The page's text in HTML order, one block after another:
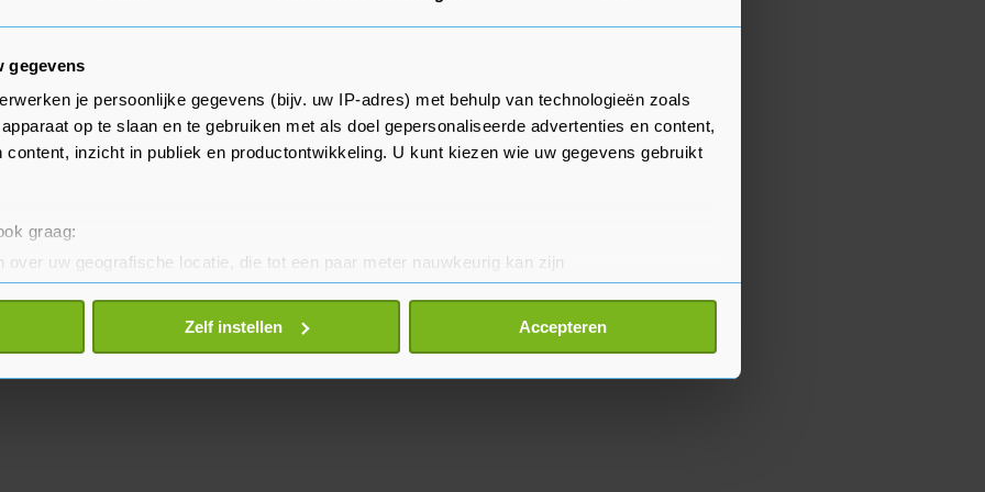
gegevens
je persoonlijke gegevens (bijv. uw IP-adres) met behulp van technologieën zoals
op te slaan en te gebruiken met als doel gepersonaliseerde advertenties en content,
content, inzicht in publiek en productontwikkeling. U kunt kiezen wie uw gegevens gebruikt
graag:
over uw geografische locatie, die tot een paar meter nauwkeurig kan zijn
door het actief te scannen op specifieke eigenschappen (fingerprinting)
gegevens worden verwerkt en stel uw voorkeuren in het
detailgedeelte
Zelf instellen Accepteren
moeten dulden. In de eerste
23-jarige Verstappen op
van Stiermarken.
Prijs van Oostenrijk begint